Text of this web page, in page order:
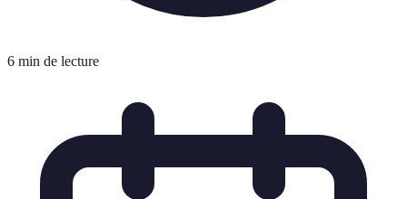
6 min de lecture